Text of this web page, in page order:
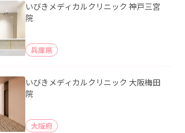
いびきメディカルクリニック 神戸三宮
院
兵庫県
いびきメディカルクリニック 大阪梅田
院
大阪府